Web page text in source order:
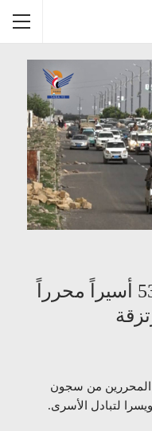
محافظة عمران تستقبل 53 أسيراً محرراً
المحررين من سجون
لتبادل الأسرى.